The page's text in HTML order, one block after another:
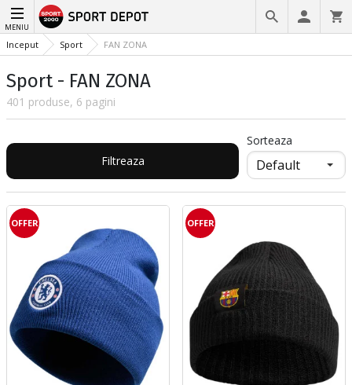
MENIU
Inceput Sport FAN ZONA
Sport - FAN ZONA
401 produse, 6 pagini
Filtreaza
Sorteaza
OFFER OFFER